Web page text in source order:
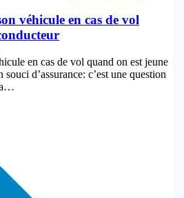
véhicule en cas de vol
en cas de vol quand on est jeune
souci d’assurance: c’est une question